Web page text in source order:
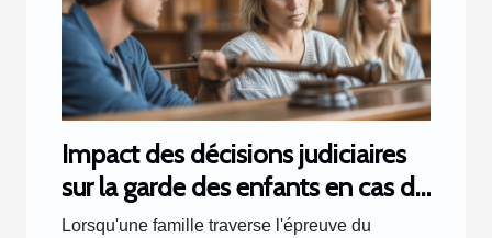
Impact des décisions judiciaires
sur la garde des enfants en cas de
divorce
Lorsqu'une famille traverse l'épreuve du